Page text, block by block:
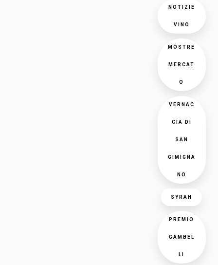
NOTIZIE
VINO
MOSTRE
MERCAT
O
VERNAC
CIA DI
SAN
GIMIGNA
NO
SYRAH
PREMIO
GAMBEL
LI